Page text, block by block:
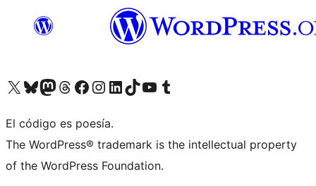
Visita nuestra cuenta de X (anteriormente Twitter)
Visita nuestra cuenta de Bluesky
Visita nuestra cuenta de Mastodon
Visita nuestra cuenta de Threads
Visita nuestra página de Facebook
Visita nuestra cuenta de Instagram
Visita nuestra cuenta de LinkedIn
Visita nuestra cuenta de TikTok
Visita nuestro canal de YouTube
Visita nuestra cuenta de Tumblr
El código es poesía.
The WordPress® trademark is the intellectual property
of the WordPress Foundation.